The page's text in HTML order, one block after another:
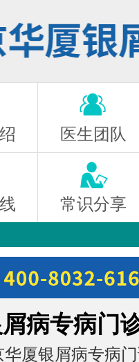
医生团队
常识分享
病专病门
华厦银屑病专病